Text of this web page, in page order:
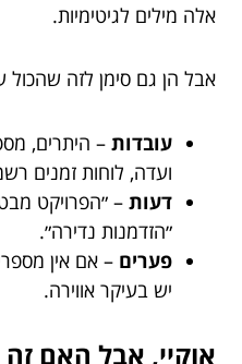
אלה מילים לגיטימיות.
אבל הן גם סימן לזה שהכול
עובדות – היתרים,
ועדה, לוחות זמנים
דעות – ״הפרויקט
״הזדמנות נדירה״.
פערים – אם אין
יש בעיקר אווירה.